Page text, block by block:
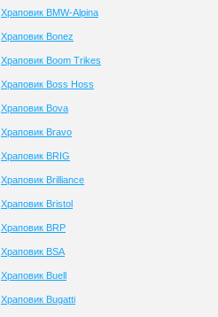
Храповик BMW-Alpina
Храповик Bonez
Храповик Boom Trikes
Храповик Boss Hoss
Храповик Bova
Храповик Bravo
Храповик BRIG
Храповик Brilliance
Храповик Bristol
Храповик BRP
Храповик BSA
Храповик Buell
Храповик Bugatti